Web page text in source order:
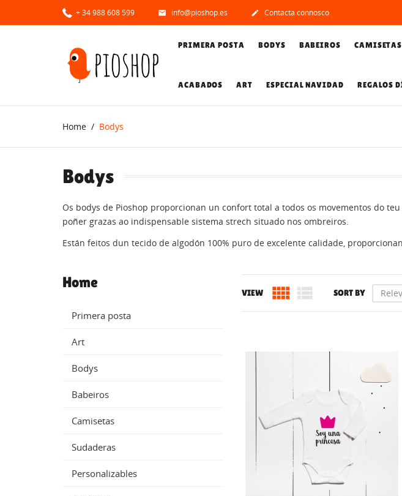
+ 34 988 608 599  info@pioshop.es  Contacta connosco
PRIMERA POSTA BODYS BABEIROS CAMISETAS
ACABADOS ART ESPECIAL NAVIDAD REGALOS
Home Bodys
Bodys
Os bodys de Pioshop proporcionan un confort total a todos os movementos do
poñer grazas ao indispensable sistema strech situado nos ombreiros.
Están feitos dun tecido de algodón 100% puro de excelente calidade,
Home
Primera posta
Art
Bodys
Babeiros
Camisetas
Sudaderas
Personalizables
VIEW   SORT BY